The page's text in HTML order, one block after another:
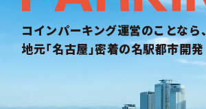
コインパーキング運営のことなら、
地元｢名古屋｣密着の名駅都市開発